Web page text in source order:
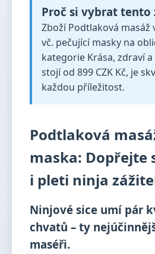
Proč si vybrat tento
Zboží Podtlaková masáž
vč. pečující masky na
kategorie Krása, zdraví
stojí od 899 CZK Kč, je
každou příležitost.
Podtlaková
maska: Dopřejte
i pleti ninja
Ninjové sice umí pár
chvatů – ty
maséři.